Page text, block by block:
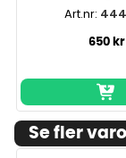
Art.nr:
650 kr
Se fler